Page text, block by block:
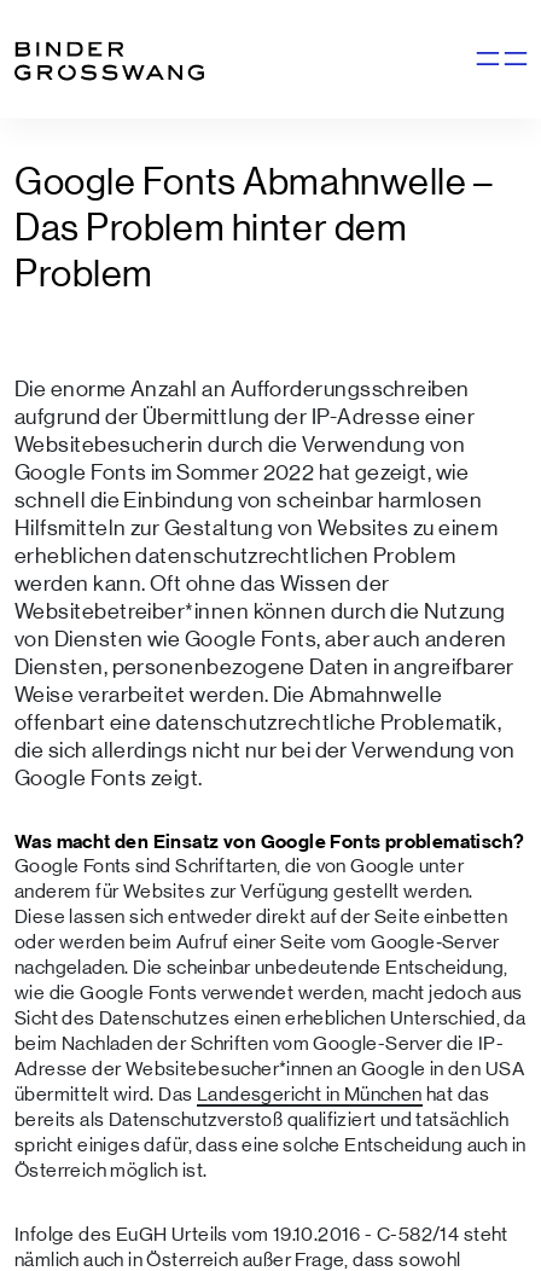
Google Fonts Abmahnwelle –
Das Problem hinter dem
Problem
Die enorme Anzahl an Aufforderungsschreiben
aufgrund der Übermittlung der IP-Adresse einer
Websitebesucherin durch die Verwendung von
Google Fonts im Sommer 2022 hat gezeigt, wie
schnell die Einbindung von scheinbar harmlosen
Hilfsmitteln zur Gestaltung von Websites zu einem
erheblichen datenschutzrechtlichen Problem
werden kann. Oft ohne das Wissen der
Websitebetreiber*innen können durch die Nutzung
von Diensten wie Google Fonts, aber auch anderen
Diensten, personenbezogene Daten in angreifbarer
Weise verarbeitet werden. Die Abmahnwelle
offenbart eine datenschutzrechtliche Problematik,
die sich allerdings nicht nur bei der Verwendung von
Google Fonts zeigt.
Was macht den Einsatz von Google Fonts problematisch?
Google Fonts sind Schriftarten, die von Google unter
anderem für Websites zur Verfügung gestellt werden.
Diese lassen sich entweder direkt auf der Seite einbetten
oder werden beim Aufruf einer Seite vom Google‑Server
nachgeladen. Die scheinbar unbedeutende Entscheidung,
wie die Google Fonts verwendet werden, macht jedoch aus
Sicht des Datenschutzes einen erheblichen Unterschied, da
beim Nachladen der Schriften vom Google-Server die IP-
Adresse der Website­besucher*innen an Google in den USA
übermittelt wird. Das
Landesgericht in München hat das
bereits als Datenschutzverstoß qualifiziert und tatsächlich
spricht einiges dafür, dass eine solche Entscheidung auch in
Österreich möglich ist.
Infolge des EuGH Urteils vom 19.10.2016 - C-582/14 steht
nämlich auch in Österreich außer Frage, dass sowohl